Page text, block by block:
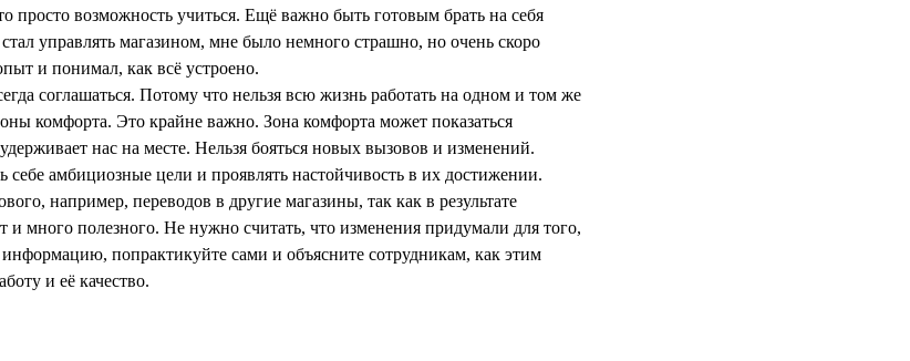
просто возможность учиться. Ещё важно быть готовым брать на себя
управлять магазином, мне было немного страшно, но очень скоро
и понимал, как всё устроено.
соглашаться. Потому что нельзя всю жизнь работать на одном и том же
комфорта. Это крайне важно. Зона комфорта может показаться
нас на месте. Нельзя бояться новых вызовов и изменений.
себе амбициозные цели и проявлять настойчивость в их достижении.
например, переводов в другие магазины, так как в результате
и много полезного. Не нужно считать, что изменения придумали для того,
попрактикуйте сами и объясните сотрудникам, как этим
и её качество.